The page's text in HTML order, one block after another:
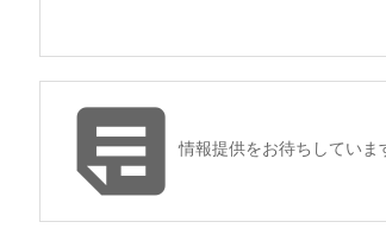
情報提供をお待ちしていま